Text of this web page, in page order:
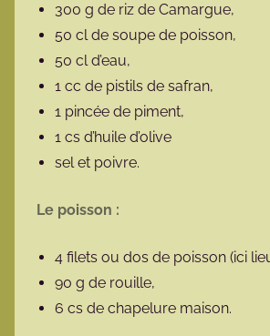
300 g de riz de Camargue,
50 cl de soupe de poisson,
50 cl d’eau,
1 cc de pistils de safran,
1 pincée de piment,
1 cs d’huile d’olive
sel et poivre.
Le poisson :
4 filets ou dos de poisson (ici
90 g de rouille,
6 cs de chapelure maison.